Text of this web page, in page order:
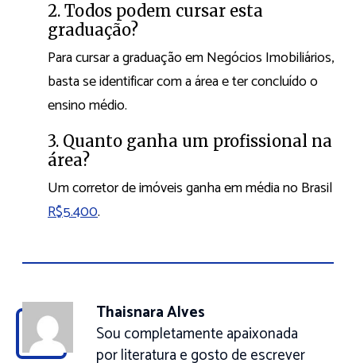
2. Todos podem cursar esta
graduação?
Para cursar a graduação em Negócios Imobiliários,
basta se identificar com a área e ter concluído o
ensino médio.
3. Quanto ganha um profissional na
área?
Um corretor de imóveis ganha em média no Brasil
R$5.400.
Thaisnara Alves
Sou completamente apaixonada
por literatura e gosto de escrever